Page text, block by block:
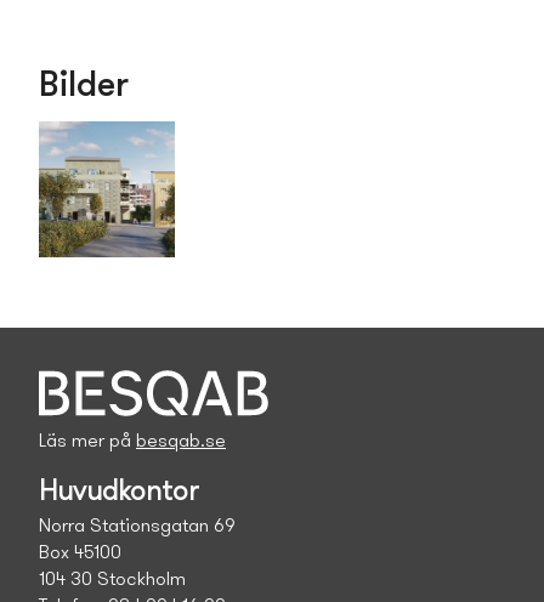
Bilder
Läs mer på besqab.se
Huvudkontor
Norra Stationsgatan 69
Box 45100
104 30 Stockholm